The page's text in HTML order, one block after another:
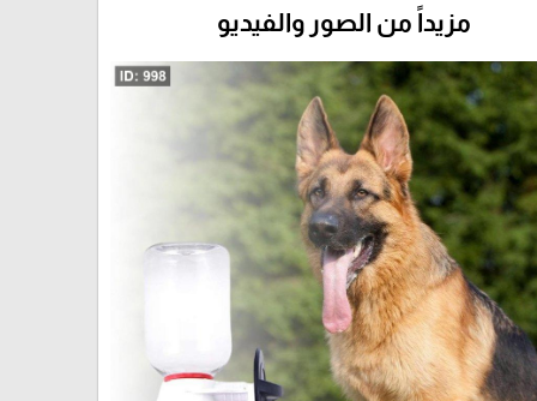
مزيداً من الصور والفيديو